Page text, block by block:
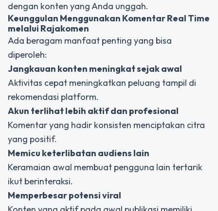
dengan konten yang Anda unggah.
Keunggulan Menggunakan Komentar Real Time
melalui Rajakomen
Ada beragam manfaat penting yang bisa
diperoleh:
Jangkauan konten meningkat sejak awal
Aktivitas cepat meningkatkan peluang tampil di
rekomendasi platform.
Akun terlihat lebih aktif dan profesional
Komentar yang hadir konsisten menciptakan citra
yang positif.
Memicu keterlibatan audiens lain
Keramaian awal membuat pengguna lain tertarik
ikut berinteraksi.
Memperbesar potensi viral